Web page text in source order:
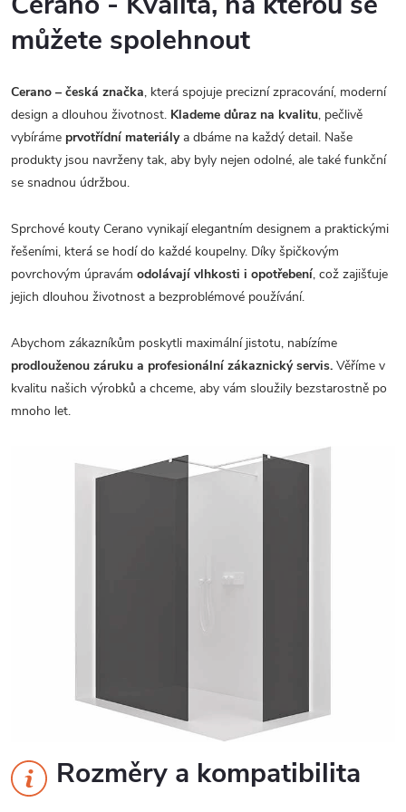
můžete spolehnout
Cerano – česká značka, která spojuje precizní zpracování, moderní
design a dlouhou životnost. Klademe důraz na kvalitu, pečlivě
vybíráme prvotřídní materiálya dbáme na každý detail. Naše
produkty jsou navrženy tak, aby byly nejen odolné, ale také funkční
se snadnou údržbou.
Sprchové kouty Cerano vynikají elegantním designem a praktickými
řešeními, která se hodí do každé koupelny. Díky špičkovým
povrchovým úpravám odolávají vlhkosti i opotřebení, což zajišťuje
jejich dlouhou životnost a bezproblémové používání.
Abychom zákazníkům poskytli maximální jistotu, nabízíme
prodlouženou záruku a profesionální zákaznický servis. Věříme v
kvalitu našich výrobků a chceme, aby vám sloužily bezstarostně po
mnoho let.
Rozměry a kompatibilita